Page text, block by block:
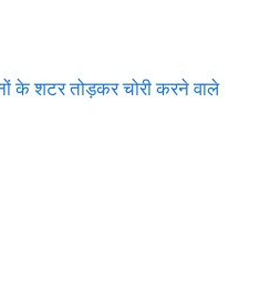
के शटर तोड़कर चोरी करने वाले